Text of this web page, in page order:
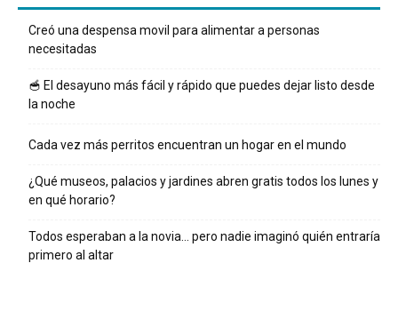
Creó una despensa movil para alimentar a personas
necesitadas
🥣 El desayuno más fácil y rápido que puedes dejar listo desde
la noche
Cada vez más perritos encuentran un hogar en el mundo
¿Qué museos, palacios y jardines abren gratis todos los lunes y
en qué horario?
Todos esperaban a la novia… pero nadie imaginó quién entraría
primero al altar